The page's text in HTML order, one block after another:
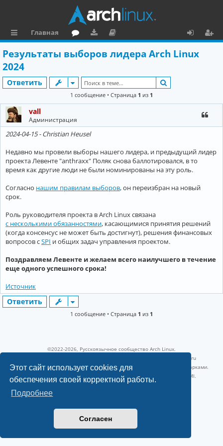
Этот сайт использует cookies для
обеспечения своей корректной работы.
Подробнее
Согласен
ы
л
и
Главная
м
ру
зк
и
м
е
н
и
я
а
я
Результаты выборов лидера Arch Linux
2024
Ответить
1 сообщение • Страница 1 из 1
vall
Администрация
2024-04-15 - Christian Heusel
Недавно мы провели выборы нашего лидера, и предыдущий лидер
проекта Левенте "anthraxx" Поляк снова баллотировался, в то
время как другие люди не были номинированы на эту роль.
Согласно нашим правилам выборов, он переизбран на новый
срок.
Роль руководителя проекта в Arch Linux связана
с несколькими обязанностями, касающимися принятия решений
(когда консенсус не может быть достигнут), решения финансовых
вопросов сSPI и общих задач управления проектом.
Поздравляем Левенте и желаем всего наилучшего в течение
еще одного успешного срока!
Источник
Ответить
1 сообщение • Страница 1 из 1
©2022-2026, Русскоязычное сообщество Arch Linux.
vps reg.ru
Название и логотип Arch Linux ™ являются признанными торговыми марками.
Linux ® — зарегистрированная торговая марка Linus Torvalds и LMI.
Конфиденциальность
|